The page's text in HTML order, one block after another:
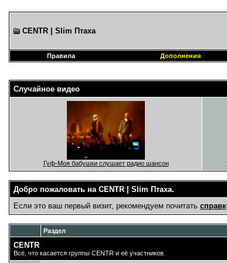
CENTR | Slim Птаха
Правила
Дополнения
Случайное видео
Гуф-Моя бабушки слушает радио шансон
Добро пожаловать на CENTR | Slim Птаха.
Если это ваш первый визит, рекомендуем почитать
Раздел
CENTR
Всё, что касается группы CENTR и её участников.